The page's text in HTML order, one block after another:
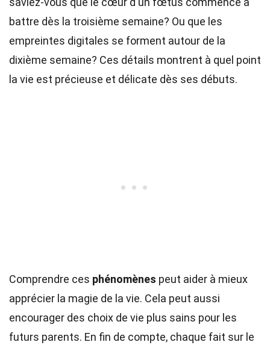
battre dès la troisième semaine? Ou que les
empreintes digitales se forment autour de la
dixième semaine? Ces détails montrent à quel point
la vie est précieuse et délicate dès ses débuts.
Comprendre ces phénomènes peut aider à mieux
apprécier la magie de la vie. Cela peut aussi
encourager des choix de vie plus sains pour les
futurs parents. En fin de compte, chaque fait sur le